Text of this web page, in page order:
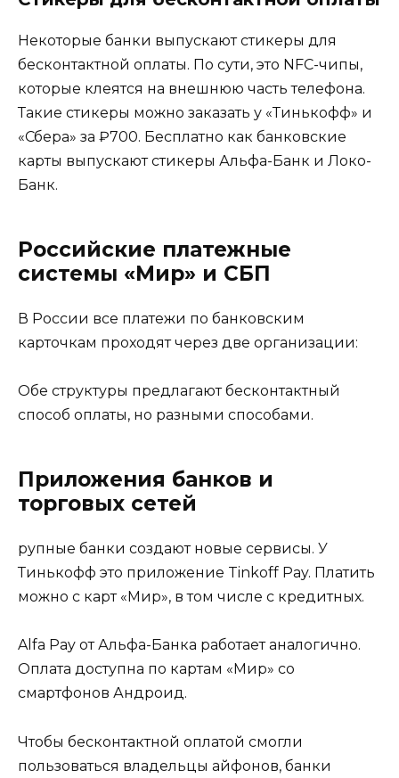
Некоторые банки выпускают стикеры для
бесконтактной оплаты. По сути, это NFC-чипы,
которые клеятся на внешнюю часть телефона.
Такие стикеры можно заказать у «Тинькофф» и
«Сбера» за ₽700. Бесплатно как банковские
карты выпускают стикеры Альфа-Банк и Локо-
Банк.
Российские платежные
системы «Мир» и СБП
В России все платежи по банковским
карточкам проходят через две организации:
Обе структуры предлагают бесконтактный
способ оплаты, но разными способами.
Приложения банков и
торговых сетей
рупные банки создают новые сервисы. У
Тинькофф это приложение Tinkoff Pay. Платить
можно с карт «Мир», в том числе с кредитных.
Alfa Pay от Альфа-Банка работает аналогично.
Оплата доступна по картам «Мир» со
смартфонов Андроид.
Чтобы бесконтактной оплатой смогли
пользоваться владельцы айфонов, банки